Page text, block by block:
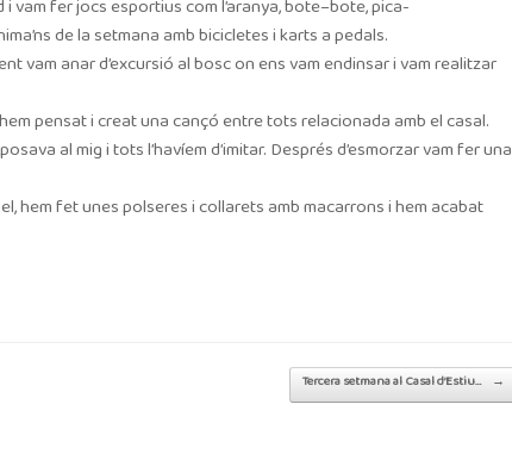
i vam fer jocs esportius com l’aranya,bote–bote, pica-
de la setmana amb bicicletes i karts a pedals.
vam anar d’excursió al bosc on ens vam endinsar i vam realitzar
pensat i creat una cançó entre tots relacionada amb el casal.
al mig i tots l’havíem d’imitar. Després d’esmorzar vam fer una
hem fet unes polseres i collarets amb macarrons i hem acabat
Tercera setmana al Casal d’Estiu… →